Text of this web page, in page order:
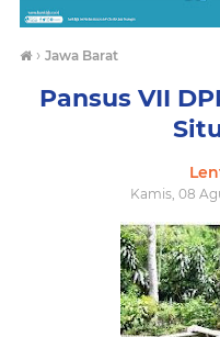
› Jawa Barat
Pansus VII
Kamis, 08